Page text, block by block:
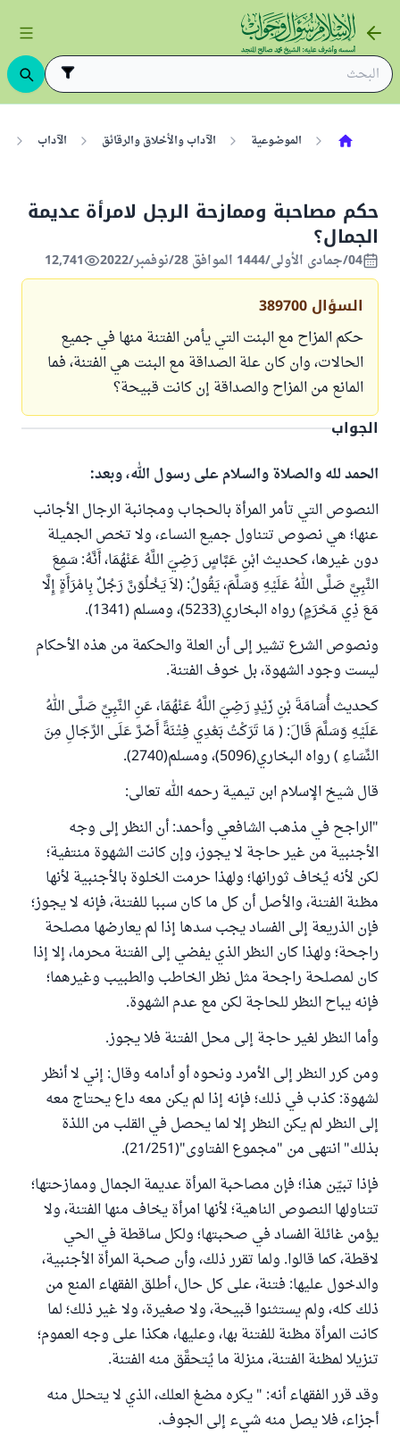
الموضوعية الآداب والأخلاق والرقائق الآداب
حكم مصاحبة وممازحة الرجل لامرأة عديمة
الجمال؟
04/جمادى الأولى/1444 الموافق 28/نوفمبر/2022 12,741
السؤال 389700
حكم المزاح مع البنت التي يأمن الفتنة منها في جميع
الحالات، وان كان علة الصداقة مع البنت هي الفتنة، فما
المانع من المزاح والصداقة إن كانت قبيحة؟
الجواب
الحمد لله والصلاة والسلام على رسول الله، وبعد:
النصوص التي تأمر المرأة بالحجاب ومجانبة الرجال الأجانب
عنها؛ هي نصوص تتناول جميع النساء، ولا تخص الجميلة
دون غيرها، كحديث ابْنِ عَبَّاسٍ رَضِيَ اللَّهُ عَنْهُمَا، أَنَّهُ: سَمِعَ
النَّبِيَّ صَلَّى اللهُ عَلَيْهِ وَسَلَّمَ، يَقُولُ: (لاَ يَخْلُوَنَّ رَجُلٌ بِامْرَأَةٍ إِلَّا
مَعَ ذِي مَحْرَمٍ) رواه البخاري(5233)، ومسلم (1341).
ونصوص الشرع تشير إلى أن العلة والحكمة من هذه الأحكام
ليست وجود الشهوة، بل خوف الفتنة.
كحديث أُسَامَةَ بْنِ زَيْدٍ رَضِيَ اللَّهُ عَنْهُمَا، عَنِ النَّبِيِّ صَلَّى اللهُ
عَلَيْهِ وَسَلَّمَ قَالَ: ( مَا تَرَكْتُ بَعْدِي فِتْنَةً أَضَرَّ عَلَى الرِّجَالِ مِنَ
النِّسَاءِ ) رواه البخاري(5096)، ومسلم(2740).
قال شيخ الإسلام ابن تيمية رحمه الله تعالى:
"الراجح في مذهب الشافعي وأحمد: أن النظر إلى وجه
الأجنبية من غير حاجة لا يجوز، وإن كانت الشهوة منتفية؛
لكن لأنه يُخاف ثورانها؛ ولهذا حرمت الخلوة بالأجنبية لأنها
مظنة الفتنة، والأصل أن كل ما كان سببا للفتنة، فإنه لا يجوز؛
فإن الذريعة إلى الفساد يجب سدها إذا لم يعارضها مصلحة
راجحة؛ ولهذا كان النظر الذي يفضي إلى الفتنة محرما، إلا إذا
كان لمصلحة راجحة مثل نظر الخاطب والطبيب وغيرهما؛
فإنه يباح النظر للحاجة لكن مع عدم الشهوة.
وأما النظر لغير حاجة إلى محل الفتنة فلا يجوز.
ومن كرر النظر إلى الأمرد ونحوه أو أدامه وقال: إني لا أنظر
لشهوة: كذب في ذلك؛ فإنه إذا لم يكن معه داع يحتاج معه
إلى النظر لم يكن النظر إلا لما يحصل في القلب من اللذة
بذلك" انتهى من "مجموع الفتاوى"(21/251).
فإذا تبيّن هذا؛ فإن مصاحبة المرأة عديمة الجمال وممازحتها؛
تتناولها النصوص الناهية؛ لأنها امرأة يخاف منها الفتنة، ولا
يؤمن غائلة الفساد في صحبتها؛ ولكل ساقطة في الحي
لاقطة، كما قالوا. ولما تقرر ذلك، وأن صحبة المرأة الأجنبية،
والدخول عليها: فتنة، على كل حال، أطلق الفقهاء المنع من
ذلك كله، ولم يستثنوا قبيحة، ولا صغيرة، ولا غير ذلك؛ لما
كانت المرأة مظنة للفتنة بها، وعليها، هكذا على وجه العموم؛
تنزيلا لمظنة الفتنة، منزلة ما يُتحقَّق منه الفتنة.
وقد قرر الفقهاء أنه: " يكره مضغ العلك، الذي لا يتحلل منه
أجزاء، فلا يصل منه شيء إلى الجوف.